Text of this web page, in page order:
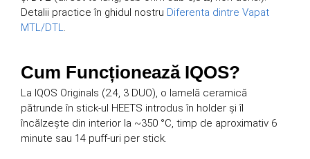
Detalii practice în ghidul nostru Diferenta dintre Vapat
MTL/DTL.
Cum Funcționează IQOS?
La IQOS Originals (2.4, 3 DUO), o lamelă ceramică
pătrunde în stick-ul HEETS introdus în holder și îl
încălzește din interior la ~350 °C, timp de aproximativ 6
minute sau 14 puff-uri per stick.